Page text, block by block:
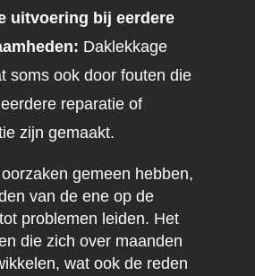
uitvoering bij eerdere
Daklekkage
soms ook door fouten die
reparatie of
zijn gemaakt.
gemeen hebben,
van de ene op de
problemen leiden. Het
die zich over maanden
wat ook de reden